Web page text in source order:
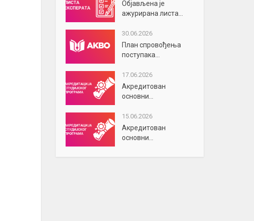
Објављена је
ажурирана листа...
30.06.2026
План спровођења
поступака...
17.06.2026
Акредитован
основни...
15.06.2026
Акредитован
основни...